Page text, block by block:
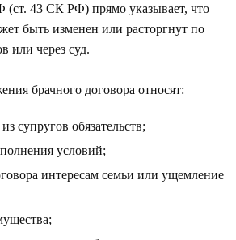
43 СК РФ) прямо указывает, что
быть изменен или расторгнут по
или через суд.
брачного договора относят:
супругов обязательств;
условий;
интересам семьи или ущемление